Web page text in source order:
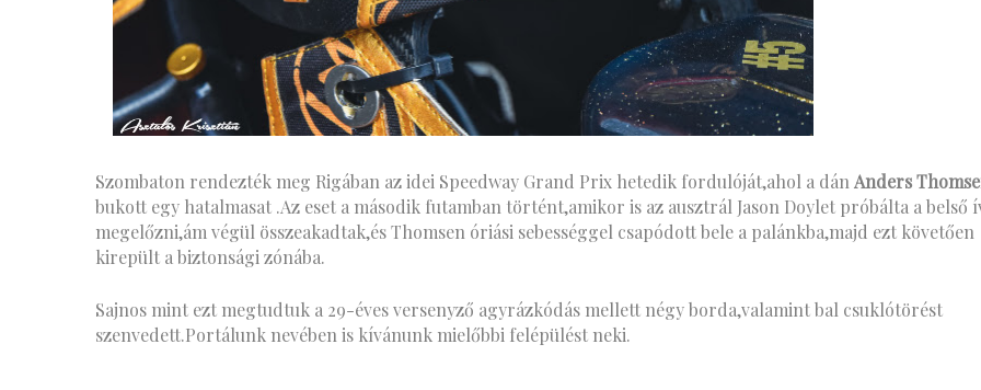
Szombaton rendezték meg Rigában az idei Speedway Grand Prix hetedik fordulóját,ahol a dán Anders
bukott egy hatalmasat .Az eset a második futamban történt,amikor is az ausztrál Jason Doylet próbálta a belső
megelőzni,ám végül összeakadtak,és Thomsen óriási sebességgel csapódott bele a palánkba,majd ezt követően
kirepült a biztonsági zónába.
Sajnos mint ezt megtudtuk a 29-éves versenyző agyrázkódás mellett négy borda,valamint bal csuklótörést
szenvedett.Portálunk nevében is kívánunk mielőbbi felépülést neki.